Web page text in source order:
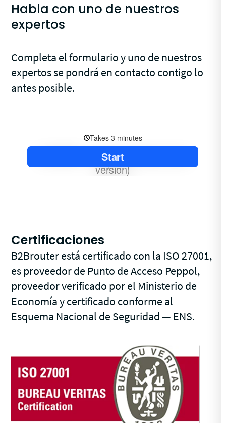
Habla con uno de nuestros
expertos
Completa el formulario y uno de nuestros
expertos se pondrá en contacto contigo lo
antes posible.
Certificaciones
B2Brouter está certificado con la ISO 27001,
es proveedor de Punto de Acceso Peppol,
proveedor verificado por el Ministerio de
Economía y certificado conforme al
Esquema Nacional de Seguridad — ENS.